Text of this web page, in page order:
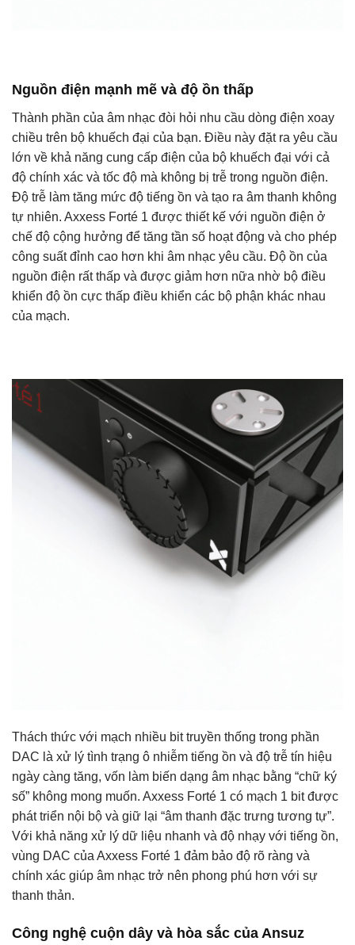
Nguồn điện mạnh mẽ và độ ồn thấp
Thành phần của âm nhạc đòi hỏi nhu cầu dòng điện xoay
chiều trên bộ khuếch đại của bạn. Điều này đặt ra yêu cầu
lớn về khả năng cung cấp điện của bộ khuếch đại với cả
độ chính xác và tốc độ mà không bị trễ trong nguồn điện.
Độ trễ làm tăng mức độ tiếng ồn và tạo ra âm thanh không
tự nhiên. Axxess Forté 1 được thiết kế với nguồn điện ở
chế độ cộng hưởng để tăng tần số hoạt động và cho phép
công suất đỉnh cao hơn khi âm nhạc yêu cầu. Độ ồn của
nguồn điện rất thấp và được giảm hơn nữa nhờ bộ điều
khiển độ ồn cực thấp điều khiển các bộ phận khác nhau
của mạch.
Thách thức với mạch nhiều bit truyền thống trong phần
DAC là xử lý tình trạng ô nhiễm tiếng ồn và độ trễ tín hiệu
ngày càng tăng, vốn làm biến dạng âm nhạc bằng “chữ ký
số” không mong muốn. Axxess Forté 1 có mạch 1 bit được
phát triển nội bộ và giữ lại “âm thanh đặc trưng tương tự”.
Với khả năng xử lý dữ liệu nhanh và độ nhạy với tiếng ồn,
vùng DAC của Axxess Forté 1 đảm bảo độ rõ ràng và
chính xác giúp âm nhạc trở nên phong phú hơn với sự
thanh thản.
Công nghệ cuộn dây và hòa sắc của Ansuz